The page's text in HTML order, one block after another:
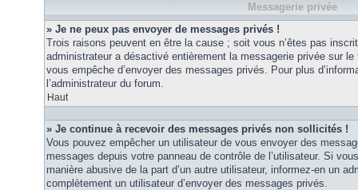
Messagerie privée
» Je ne peux pas envoyer de messages privés !
Trois raisons peuvent en être la cause ; soit vous n’êtes pas
administrateur a désactivé entièrement la messagerie privée sur
vous empêche d’envoyer des messages privés. Pour plus
l’administrateur du forum.
Haut
» Je continue à recevoir des messages privés non sollicités !
Vous pouvez empêcher un utilisateur de vous envoyer des
messages depuis votre panneau de contrôle de l’utilisateur. Si
manière abusive de la part d’un autre utilisateur, informez-en un
complètement un utilisateur d’envoyer des messages privés.